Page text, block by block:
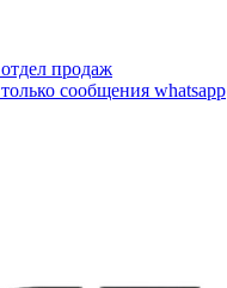
отдел продаж
только сообщения whatsapp